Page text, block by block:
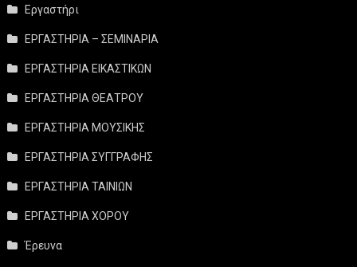
Εργαστήρι
ΕΡΓΑΣΤΗΡΙΑ – ΣΕΜΙΝΑΡΙΑ
ΕΡΓΑΣΤΗΡΙΑ ΕΙΚΑΣΤΙΚΩΝ
ΕΡΓΑΣΤΗΡΙΑ ΘΕΑΤΡΟΥ
ΕΡΓΑΣΤΗΡΙΑ ΜΟΥΣΙΚΗΣ
ΕΡΓΑΣΤΗΡΙΑ ΣΥΓΓΡΑΦΗΣ
ΕΡΓΑΣΤΗΡΙΑ ΤΑΙΝΙΩΝ
ΕΡΓΑΣΤΗΡΙΑ ΧΟΡΟΥ
Έρευνα